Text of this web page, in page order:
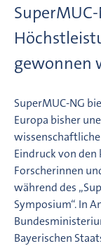
gewonnen
SuperMUC-NG
Europa bisher
Eindruck von
Forscherinnen
während des
Symposium“. In
Bayerischen